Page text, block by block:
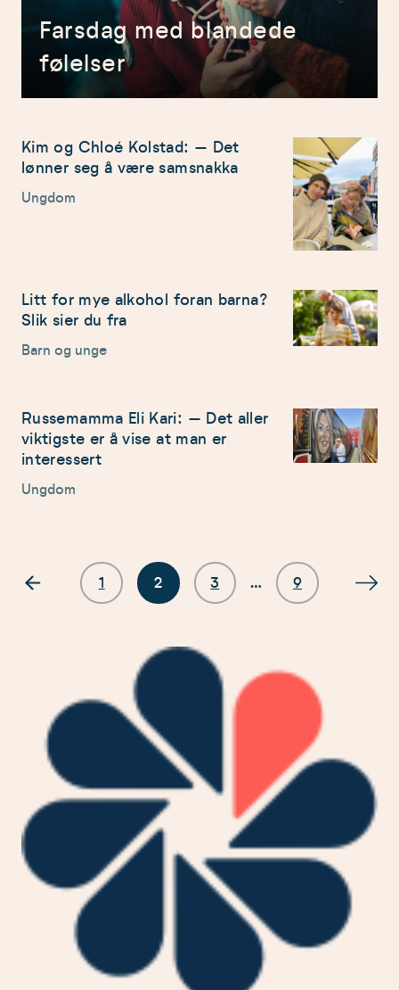
Farsdag med blandede
følelser
Kim og Chloé Kolstad: – Det
lønner seg å være samsnakka
Ungdom
Litt for mye alkohol foran barna?
Slik sier du fra
Barn og unge
Russemamma Eli Kari: – Det aller
viktigste er å vise at man er
interessert
Ungdom
1 2 3 … 9